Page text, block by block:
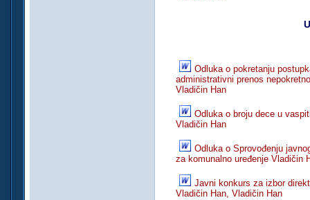
Odluka o pokretanju
administrativni prenos
Vladičin Han
Odluka o broju dece u
Vladičin Han
Odluka o Sprovođenju
za komunalno uređenje Vladičin
Javni konkurs za izbor
Vladičin Han, Vladičin Han